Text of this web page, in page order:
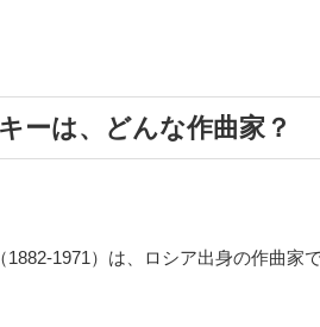
ーは、どんな作曲家？
1971）は、ロシア出身の作曲家